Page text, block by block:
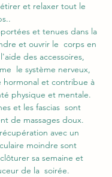
et relaxer tout le
et tenues dans la
et ouvrir le  corps en
des accessoires,
le système nerveux,
hormonal et contribue à
physique et mentale.
et les fascias  sont
de massages doux.
avec un
moindre sont
sa semaine et
de la  soirée.